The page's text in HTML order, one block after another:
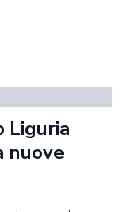
Liguria
nuove